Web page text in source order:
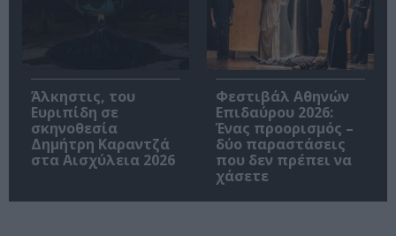
Άλκηστις, του
Ευριπίδη σε
σκηνοθεσία
Δημήτρη Καραντζά
στα Αισχύλεια 2026
Φεστιβάλ Αθηνών
Επιδαύρου 2026:
Ένας προορισμός –
δύο παραστάσεις
που δεν πρέπει να
χάσετε